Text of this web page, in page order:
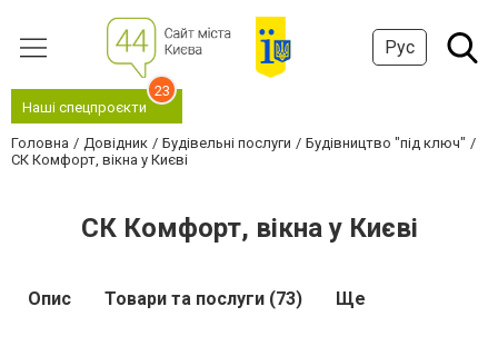
Рус
Наші спецпроєкти
23
Головна Довідник Будівельні послуги
Будівництво "під ключ"
СК Комфорт, вікна у Києві
СК Комфорт, вікна у Києві
Опис Товари та послуги (73) Ще